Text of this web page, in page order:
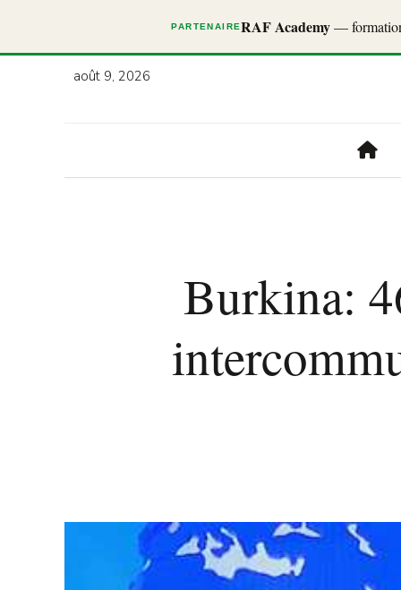
PARTENAIRERAF Academy—
août 9, 2026
Burkina: